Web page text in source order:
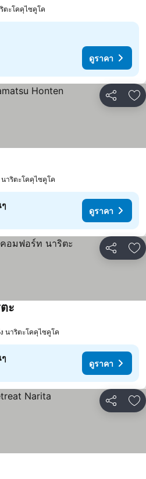
ตะโคคุไซคูโค
ดูราคา
แชร์ เ
าคา
นาริตะโคคุไซคูโค
ดูราคา
แชร์ เ
ะ
นาริตะโคคุไซคูโค
ดูราคา
แชร์ เ